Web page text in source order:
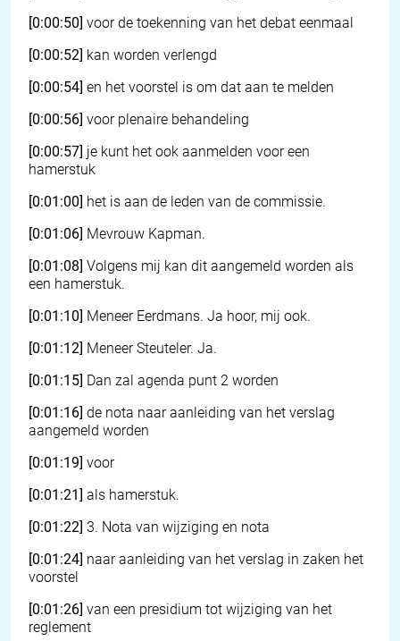
[0:00:50] voor de toekenning van het debat eenmaal
[0:00:52] kan worden verlengd
[0:00:54] en het voorstel is om dat aan te melden
[0:00:56] voor plenaire behandeling
[0:00:57] je kunt het ook aanmelden voor een
hamerstuk
[0:01:00] het is aan de leden van de commissie.
[0:01:06] Mevrouw Kapman.
[0:01:08] Volgens mij kan dit aangemeld worden als
een hamerstuk.
[0:01:10] Meneer Eerdmans. Ja hoor, mij ook.
[0:01:12] Meneer Steuteler. Ja.
[0:01:15] Dan zal agenda punt 2 worden
[0:01:16] de nota naar aanleiding van het verslag
aangemeld worden
[0:01:19] voor
[0:01:21] als hamerstuk.
[0:01:22] 3. Nota van wijziging en nota
[0:01:24] naar aanleiding van het verslag in zaken het
voorstel
[0:01:26] van een presidium tot wijziging van het
reglement